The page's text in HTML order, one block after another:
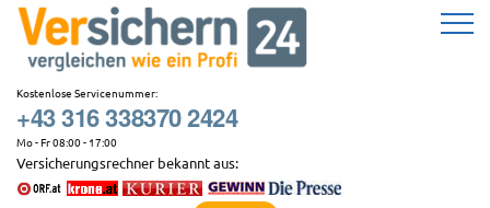
Zum
Inhalt
springen
Kostenlose Servicenummer:
+43 316 338370 2424
Mo - Fr 08:00 - 17:00
Versicherungsrechner bekannt aus: